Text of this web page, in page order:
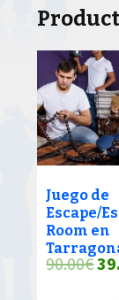
Juego de
Escape/
Room en
90.00€El